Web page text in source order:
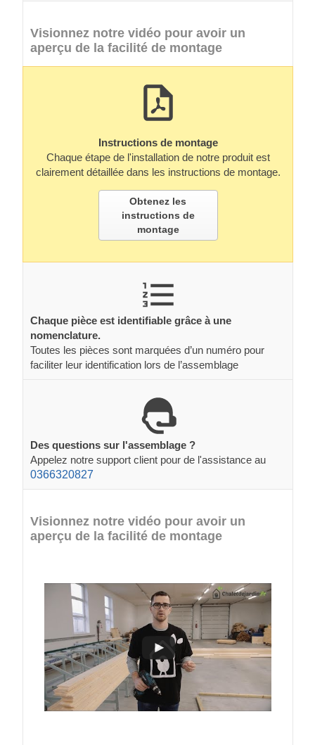
Visionnez notre vidéo pour avoir un
aperçu de la facilité de montage
Instructions de montage
Chaque étape de l'installation de notre produit est
clairement détaillée dans les instructions de montage.
Obtenez les
instructions de
montage
Chaque pièce est identifiable grâce à une
nomenclature.
Toutes les pièces sont marquées d’un numéro pour
faciliter leur identification lors de l’assemblage
Des questions sur l'assemblage ?
Appelez notre support client pour de l'assistance au
0366320827
Visionnez notre vidéo pour avoir un
aperçu de la facilité de montage